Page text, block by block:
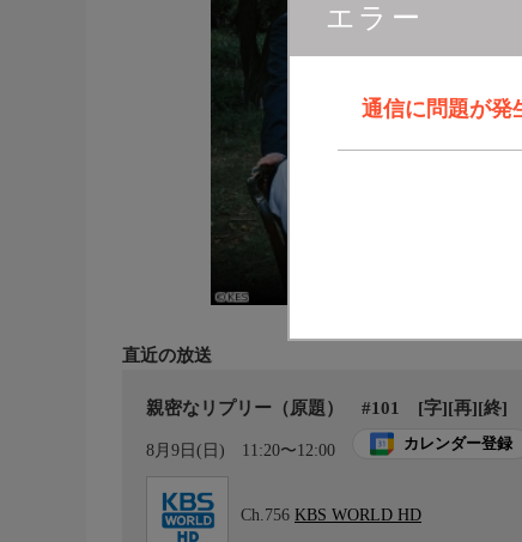
エラー
通信に問題が
直近の放送
親密なリプリー（原題） #101 [字][再][終]
8月9日(日) 11:20〜12:00 カレンダー登録
Ch.756 KBS WORLD HD